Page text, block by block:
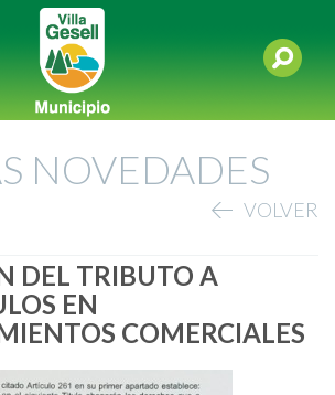
NOVEDADES
VOLVER
DEL TRIBUTO A
EN
COMERCIALES